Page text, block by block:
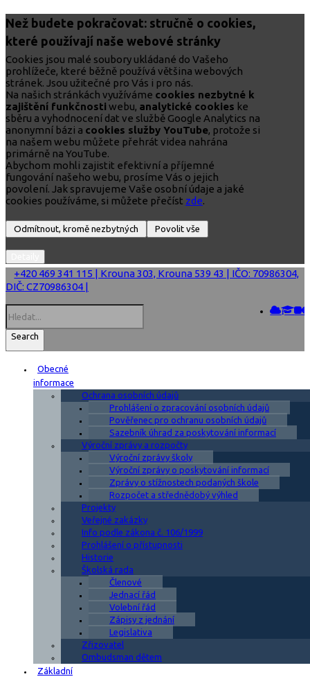
Než budete pokračovat: stručně o cookies,
které používají naše webové stránky
Cookies jsou malé soubory ukládané do Vašeho
prohlížeče, které běžně používá většina webových
stránek. Jsou užitečné pro Vás i pro nás.
Na našich stránkách využíváme cookies nezbytné k
zajištění funkčnosti webu, analytické cookies ke
sběru a vyhodnocení dat ve službě Google Analytics na
anonymní bázi a cookies služby YouTube, protože si
na našem webu můžete přehrát videa nahrána
primárně na YouTube.
Abychom mohli zajistit efektivní a příjemné
fungování našeho webu, prosíme Vás o jejich
povolení. Jak spravujeme Vaše osobní údaje a jaké
cookies používáme, si můžete přečíst zde.
+420 469 341 115 | Krouna 303, Krouna 539 43 | IČO: 70986304,
DIČ: CZ70986304 |
Search
Obecné
informace
Ochrana osobních údajů
Prohlášení o zpracování osobních údajů
Pověřenec pro ochranu osobních údajů
Sazebník úhrad za poskytování informací
Výroční zprávy a rozpočty
Výroční zprávy školy
Výroční zprávy o poskytování informací
Zprávy o stížnostech podaných škole
Rozpočet a střednědobý výhled
Projekty
Veřejné zakázky
Info podle zákona č. 106/1999
Prohlášení o přístupnosti
Historie
Školská rada
Členové
Jednací řád
Volební řád
Zápisy z jednání
Legislativa
Zřizovatel
Ombudsman dětem
Základní